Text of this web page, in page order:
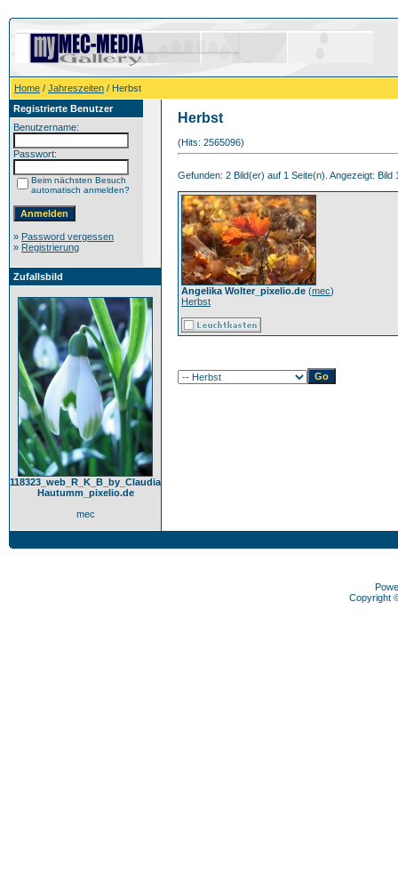
Home / Jahreszeiten / Herbst
Registrierte Benutzer
Benutzername:
Passwort:
Beim nächsten Besuch
automatisch anmelden?
» Password vergessen
» Registrierung
Zufallsbild
118323_web_R_K_B_by_Claudia
Hautumm_pixelio.de
mec
Herbst
(Hits: 2565096)
Gefunden: 2 Bild(er) auf 1 Seite(n). Angezeigt: Bild
Angelika Wolter_pixelio.de (mec)
Herbst
Copyright